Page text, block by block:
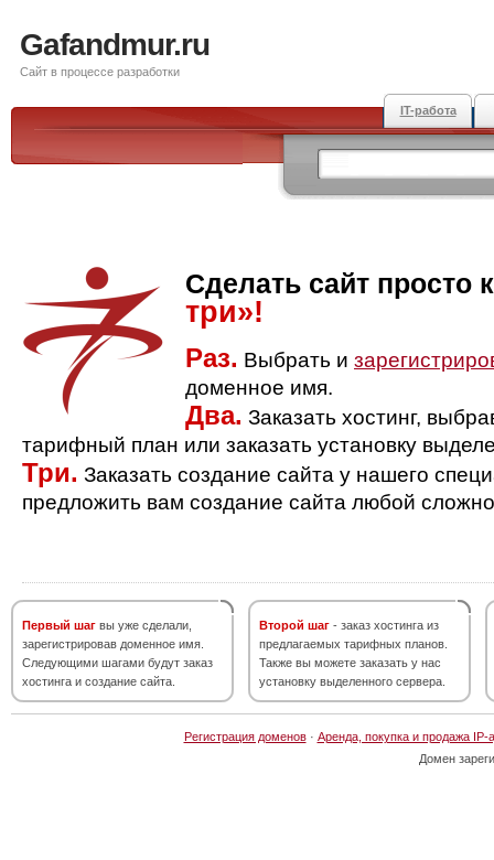
Gafandmur.ru
Сайт в процессе разработки
IT-работа
Сделать сайт просто
три»!
Раз. Выбрать и
доменное имя.
Два. Заказать хостинг,
тарифный план или заказать установку
Три. Заказать создание сайта у нашего
предложить вам создание сайта любой
Первый шаг вы уже сделали,
зарегистрировав доменное имя.
Следующими шагами будут заказ
хостинга и создание сайта.
Второй шаг - заказ хостинга из
предлагаемых тарифных планов.
Также вы можете заказать у нас
установку выделенного сервера.
Регистрация доменов· Аренда, покупка и продажа IP-
Домен